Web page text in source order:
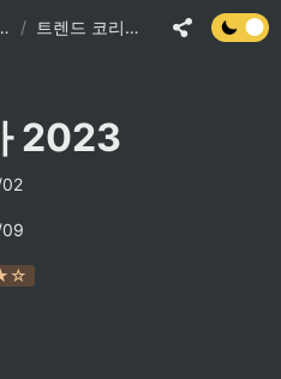
/ 트렌드 코리아 2023
2023